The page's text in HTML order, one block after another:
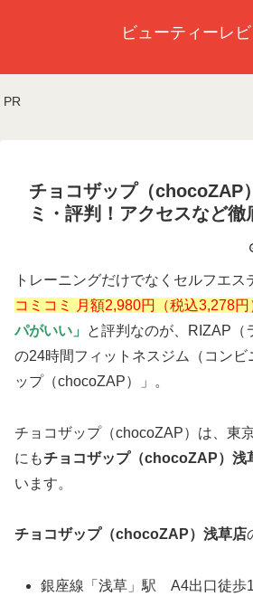
ビューティーレ
PR
チョコザップ（chocoZAP
ミ・評判！アクセスなど徹
トレーニングだけでなくセルフエス
コミコミ 月額2,980円（税込3,278円
パがいい」
と評判なのが、RIZAP（
の24時間フィットネスジム（コンビ
ップ（chocoZAP）」。
チョコザップ（chocoZAP）は、東
にもチョコザップ（chocoZAP）浅
います。
チョコザップ（chocoZAP）浅草店
銀座線「浅草」駅 A4出口徒歩